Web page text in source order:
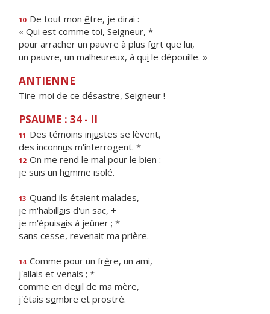
10 De tout mon être, je dirai :
« Qui est comme toi, Seigneur, *
pour arracher un pauvre à plus fort que lui,
un pauvre, un malheureux, à qui le dépouille. »
ANTIENNE
Tire-moi de ce désastre, Seigneur !
PSAUME : 34 - II
11 Des témoins injustes se lèvent,
des inconnus m'interrogent. *
12 On me rend le mal pour le bien :
je suis un homme isolé.
13 Quand ils étaient malades,
je m'habillais d'un sac, +
je m'épuisais à jeûner ; *
sans cesse, revenait ma prière.
14 Comme pour un frère, un ami,
j'allais et venais ; *
comme en deuil de ma mère,
j'étais sombre et prostré.